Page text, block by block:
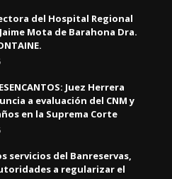
del Hospital Regional
Mota de Barahona Dra.
Juez Herrera
a evaluación del CNM y
en la Suprema Corte
servicios del Banreservas,
a regularizar el